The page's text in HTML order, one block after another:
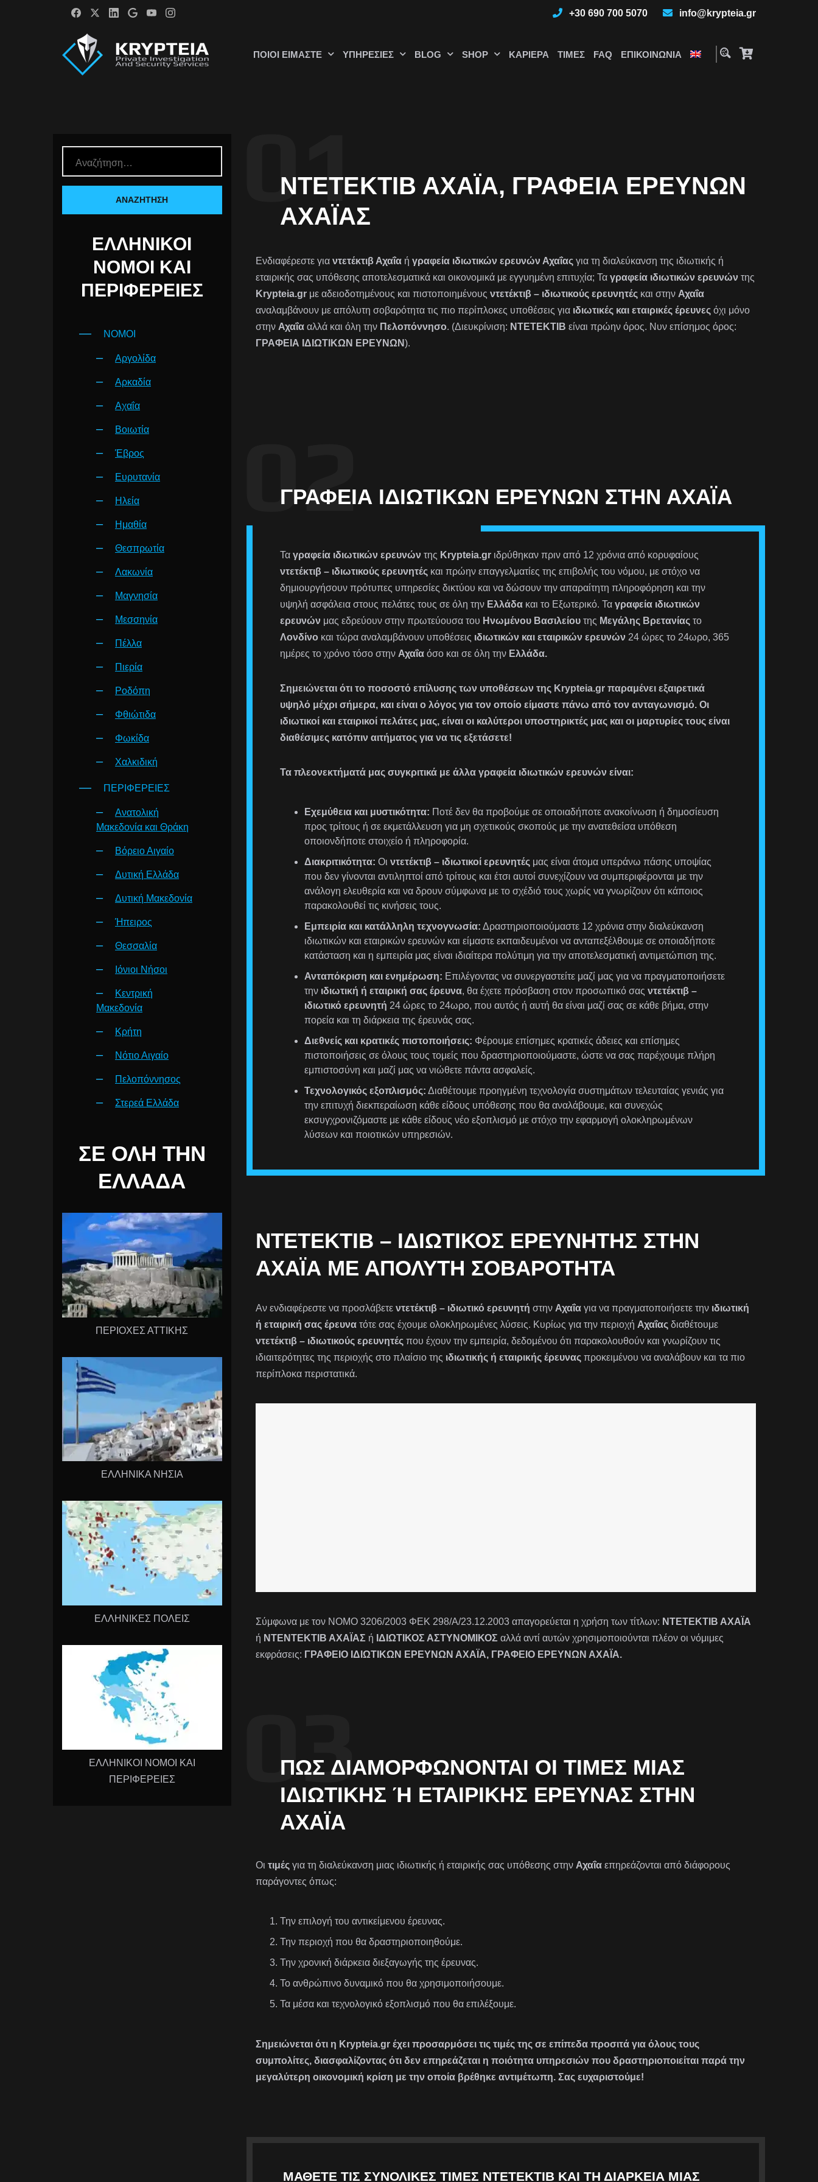
+30 690 700 5070 info@krypteia.gr
ΠΟΙΟΊ ΕΊΜΑΣΤΕ ΥΠΗΡΕΣΊΕΣ BLOG SHOP ΚΑΡΙΈΡΑ ΤΙΜΈΣ FAQ ΕΠΙΚΟΙΝΩΝΊΑ
ΕΛΛΗΝΙΚΟΊ
ΝΟΜΟΊ ΚΑΙ
ΠΕΡΙΦΈΡΕΙΕΣ
ΝΟΜΟΙ
Αργολίδα
Αρκαδία
Αχαΐα
Βοιωτία
Έβρος
Ευρυτανία
Ηλεία
Ημαθία
Θεσπρωτία
Λακωνία
Μαγνησία
Μεσσηνία
Πέλλα
Πιερία
Ροδόπη
Φθιώτιδα
Φωκίδα
Χαλκιδική
ΠΕΡΙΦΕΡΕΙΕΣ
Ανατολική
Μακεδονία και Θράκη
Βόρειο Αιγαίο
Δυτική Ελλάδα
Δυτική Μακεδονία
Ήπειρος
Θεσσαλία
Ιόνιοι Νήσοι
Κεντρική
Μακεδονία
Κρήτη
Νότιο Αιγαίο
Πελοπόννησος
Στερεά Ελλάδα
ΣΕ ΌΛΗ ΤΗΝ
ΕΛΛΆΔΑ
ΠΕΡΙΟΧΕΣ ΑΤΤΙΚΗΣ
ΕΛΛΗΝΙΚΑ ΝΗΣΙΑ
ΕΛΛΗΝΙΚΕΣ ΠΟΛΕΙΣ
ΕΛΛΗΝΙΚΟΙ ΝΟΜΟΙ ΚΑΙ
ΠΕΡΙΦΕΡΕΙΕΣ
ΝΤΕΤΈΚΤΙΒ ΑΧΑΪ́Α, ΓΡΑΦΕΊΑ ΕΡΕΥΝΏΝ
ΑΧΑΪ́ΑΣ
Ενδιαφέρεστε για ντετέκτιβ Αχαΐαή γραφεία ιδιωτικών ερευνών Αχαΐαςγια τη διαλεύκανση της ιδιωτικής ή
εταιρικής σας υπόθεσης αποτελεσματικά και οικονομικά με εγγυημένη επιτυχία; Τα γραφεία ιδιωτικών ερευνώντης
Krypteia.grμε αδειοδοτημένους και πιστοποιημένους ντετέκτιβ – ιδιωτικούς ερευνητέςκαι στην Αχαΐα
αναλαμβάνουν με απόλυτη σοβαρότητα τις πιο περίπλοκες υποθέσεις για ιδιωτικές και εταιρικές έρευνεςόχι μόνο
στην Αχαΐααλλά και όλη την Πελοπόννησο. (Διευκρίνιση: ΝΤΕΤΕΚΤΙΒ είναι πρώην όρος. Νυν επίσημος όρος:
ΓΡΑΦΕΙΑ ΙΔΙΩΤΙΚΩΝ ΕΡΕΥΝΩΝ).
ΓΡΑΦΕΊΑ ΙΔΙΩΤΙΚΏΝ ΕΡΕΥΝΏΝ ΣΤΗΝ ΑΧΑΪ́Α
Τα γραφεία ιδιωτικών ερευνώντης Krypteia.grιδρύθηκαν πριν από 12 χρόνια από κορυφαίους
ντετέκτιβ – ιδιωτικούς ερευνητέςκαι πρώην επαγγελματίες της επιβολής του νόμου, με στόχο να
δημιουργήσουν πρότυπες υπηρεσίες δικτύου και να δώσουν την απαραίτητη πληροφόρηση και την
υψηλή ασφάλεια στους πελάτες τους σε όλη την Ελλάδακαι το Εξωτερικό. Τα γραφεία ιδιωτικών
ερευνώνμας εδρεύουν στην πρωτεύουσα του Ηνωμένου Βασιλείουτης Μεγάλης Βρετανίαςτο
Λονδίνο και τώρα αναλαμβάνουν υποθέσεις ιδιωτικών και εταιρικών ερευνών24 ώρες το 24ωρο, 365
ημέρες το χρόνο τόσο στην Αχαΐα όσο και σε όλη την Ελλάδα.
Σημειώνεται ότι το ποσοστό επίλυσης των υποθέσεων της Krypteia.gr παραμένει εξαιρετικά
υψηλό μέχρι σήμερα, και είναι ο λόγος για τον οποίο είμαστε πάνω από τον ανταγωνισμό. Οι
ιδιωτικοί και εταιρικοί πελάτες μας, είναι οι καλύτεροι υποστηρικτές μας και οι μαρτυρίες τους είναι
διαθέσιμες κατόπιν αιτήματος για να τις εξετάσετε!
Τα πλεονεκτήματά μας συγκριτικά με άλλα γραφεία ιδιωτικών ερευνών είναι:
Εχεμύθεια και μυστικότητα: Ποτέ δεν θα προβούμε σε οποιαδήποτε ανακοίνωση ή δημοσίευση
προς τρίτους ή σε εκμετάλλευση για μη σχετικούς σκοπούς με την ανατεθείσα υπόθεση
οποιονδήποτε στοιχείο ή πληροφορία.
Διακριτικότητα: Οι ντετέκτιβ – ιδιωτικοί ερευνητέςμας είναι άτομα υπεράνω πάσης υποψίας
που δεν γίνονται αντιληπτοί από τρίτους και έτσι αυτοί συνεχίζουν να συμπεριφέρονται με την
ανάλογη ελευθερία και να δρουν σύμφωνα με το σχέδιό τους χωρίς να γνωρίζουν ότι κάποιος
παρακολουθεί τις κινήσεις τους.
Εμπειρία και κατάλληλη τεχνογνωσία: Δραστηριοποιούμαστε 12 χρόνια στην διαλεύκανση
ιδιωτικών και εταιρικών ερευνών και είμαστε εκπαιδευμένοι να ανταπεξέλθουμε σε οποιαδήποτε
κατάσταση και η εμπειρία μας είναι ιδιαίτερα πολύτιμη για την αποτελεσματική αντιμετώπιση της.
Ανταπόκριση και ενημέρωση: Επιλέγοντας να συνεργαστείτε μαζί μας για να πραγματοποιήσετε
την ιδιωτική ή εταιρική σας έρευνα, θα έχετε πρόσβαση στον προσωπικό σας ντετέκτιβ –
ιδιωτικό ερευνητή 24 ώρες το 24ωρο, που αυτός ή αυτή θα είναι μαζί σας σε κάθε βήμα, στην
πορεία και τη διάρκεια της έρευνάς σας.
Διεθνείς και κρατικές πιστοποιήσεις: Φέρουμε επίσημες κρατικές άδειες και επίσημες
πιστοποιήσεις σε όλους τους τομείς που δραστηριοποιούμαστε, ώστε να σας παρέχουμε πλήρη
εμπιστοσύνη και μαζί μας να νιώθετε πάντα ασφαλείς.
Τεχνολογικός εξοπλισμός: Διαθέτουμε προηγμένη τεχνολογία συστημάτων τελευταίας γενιάς για
την επιτυχή διεκπεραίωση κάθε είδους υπόθεσης που θα αναλάβουμε, και συνεχώς
εκσυγχρονιζόμαστε με κάθε είδους νέο εξοπλισμό με στόχο την εφαρμογή ολοκληρωμένων
λύσεων και ποιοτικών υπηρεσιών.
ΝΤΕΤΈΚΤΙΒ – ΙΔΙΩΤΙΚΌΣ ΕΡΕΥΝΗΤΉΣ ΣΤΗΝ
ΑΧΑΪ́Α ΜΕ ΑΠΌΛΥΤΗ ΣΟΒΑΡΌΤΗΤΑ
Αν ενδιαφέρεστε να προσλάβετε ντετέκτιβ – ιδιωτικό ερευνητή στην Αχαΐαγια να πραγματοποιήσετε την ιδιωτική
ή εταιρική σας έρευνατότε σας έχουμε ολοκληρωμένες λύσεις. Κυρίως για την περιοχή Αχαΐαςδιαθέτουμε
ντετέκτιβ – ιδιωτικούς ερευνητέςπου έχουν την εμπειρία, δεδομένου ότι παρακολουθούν και γνωρίζουν τις
ιδιαιτερότητες της περιοχής στο πλαίσιο της ιδιωτικής ή εταιρικής έρευναςπροκειμένου να αναλάβουν και τα πιο
περίπλοκα περιστατικά.
Σύμφωνα με τον ΝΟΜΟ 3206/2003 ΦΕΚ 298/Α/23.12.2003 απαγορεύεται η χρήση των τίτλων: ΝΤΕΤΕΚΤΙΒ ΑΧΑΪΑ
ή ΝΤΕΝΤΕΚΤΙΒ ΑΧΑΪΑΣ ή ΙΔΙΩΤΙΚΟΣ ΑΣΤΥΝΟΜΙΚΟΣ αλλά αντί αυτών χρησιμοποιούνται πλέον οι νόμιμες
εκφράσεις: ΓΡΑΦΕΙΟ ΙΔΙΩΤΙΚΩΝ ΕΡΕΥΝΩΝ ΑΧΑΪΑ, ΓΡΑΦΕΙΟ ΕΡΕΥΝΩΝ ΑΧΑΪΑ.
ΠΏΣ ΔΙΑΜΟΡΦΏΝΟΝΤΑΙ ΟΙ ΤΙΜΈΣ ΜΙΑΣ
ΙΔΙΩΤΙΚΉΣ Ή ΕΤΑΙΡΙΚΉΣ ΈΡΕΥΝΑΣ ΣΤΗΝ Α
ΧΑΪ́Α
Οι τιμέςγια τη διαλεύκανση μιας ιδιωτικής ή εταιρικής σας υπόθεσης στην Αχαΐαεπηρεάζονται από διάφορους
παράγοντες όπως:
Την επιλογή του αντικείμενου έρευνας.
Την περιοχή που θα δραστηριοποιηθούμε.
Την χρονική διάρκεια διεξαγωγής της έρευνας.
Το ανθρώπινο δυναμικό που θα χρησιμοποιήσουμε.
Τα μέσα και τεχνολογικό εξοπλισμό που θα επιλέξουμε.
Σημειώνεται ότι η Krypteia.gr έχει προσαρμόσει τις τιμές της σε επίπεδα προσιτά για όλους τους
συμπολίτες, διασφαλίζοντας ότι δεν επηρεάζεται η ποιότητα υπηρεσιών που δραστηριοποιείται παρά την
μεγαλύτερη οικονομική κρίση με την οποία βρέθηκε αντιμέτωπη. Σας ευχαριστούμε!
ΜΆΘΕΤΕ ΤΙΣ ΣΥΝΟΛΙΚΈΣ ΤΙΜΈΣ ΝΤΕΤΈΚΤΙΒ ΚΑΙ ΤΗ ΔΙΆΡΚΕΙΑ ΜΙΑΣ